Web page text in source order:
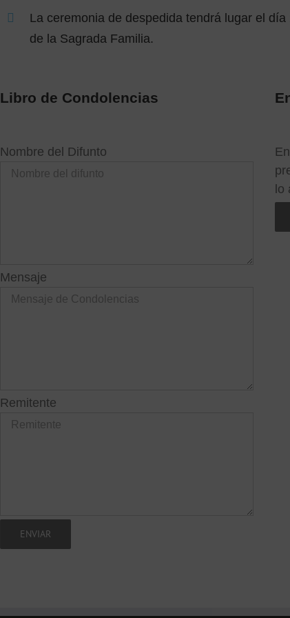
La ceremonia de despedida tendrá lugar el día
de la Sagrada Familia.
Libro de Condolencias
Nombre del Difunto
Mensaje
Remitente
lo